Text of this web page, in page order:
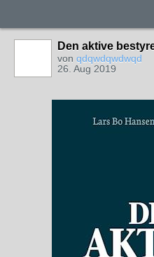
Den aktive
von qdqwdqwdwqd
26. Aug 2019